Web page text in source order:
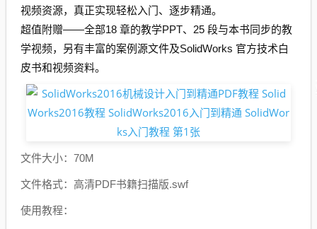
视频资源，真正实现轻松入门、逐步精通。
超值附赠——全部18 章的教学PPT、25 段与本书同步的教
学视频，另有丰富的案例源文件及SolidWorks 官方技术白
皮书和视频资料。
文件大小：70M
文件格式：高清PDF书籍扫描版.swf
使用教程：